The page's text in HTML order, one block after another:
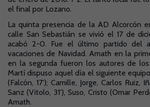
el final por Lozano.
La quinta presencia de la AD Alcorcón
calle San Sebastián se vivió el 17 de
acabó 2-0. Fue el último partido del
vacaciones de Navidad. Amath en la
en la segunda fueron los autores de los
Martí dispuso aquel día el siguiente
(Falcón, 17′); Camille, Jorge, Carlos Ruiz,
Sanz (Vitolo, 31′), Suso, Cristo (Omar
Amath.